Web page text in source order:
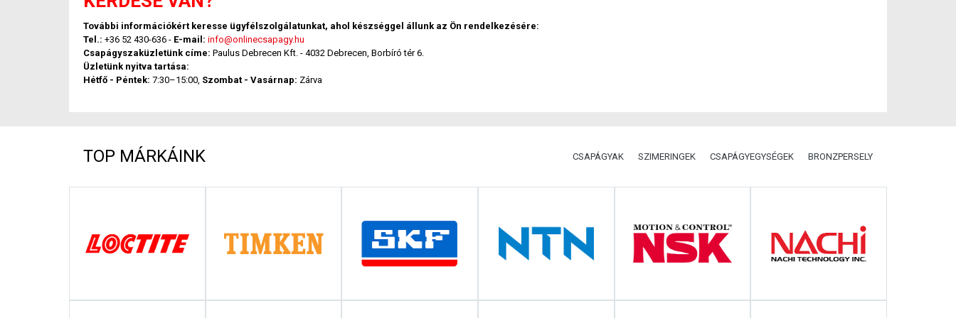
További információkért keresse ügyfélszolgálatunkat, ahol készséggel állunk az Ön rendelkezésére:
Tel.: +36 52 430-636 - E-mail: info@onlinecsapagy.hu
Csapágyszaküzletünk címe: Paulus Debrecen Kft. - 4032 Debrecen, Borbíró tér 6.
Üzletünk nyitva tartása:
Hétfő - Péntek: 7:30–15:00, Szombat - Vasárnap: Zárva
TOP MÁRKÁINK CSAPÁGYAK SZIMERINGEK CSAPÁGYEGYSÉGEK BRONZPERSELY